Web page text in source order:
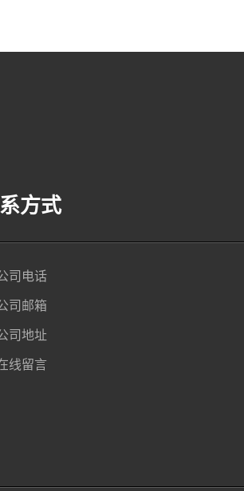
方式
司电话
司邮箱
司地址
线留言